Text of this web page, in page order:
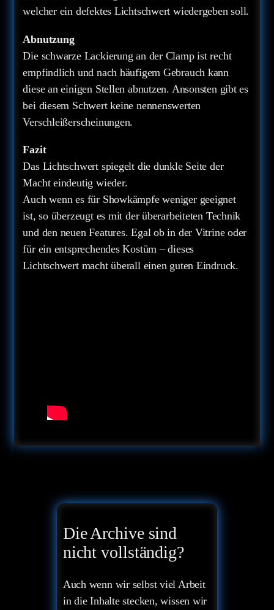
welcher ein defektes Lichtschwert wiedergeben soll.
Abnutzung
Die schwarze Lackierung an der Clamp ist recht
empfindlich und nach häufigem Gebrauch kann
diese an einigen Stellen abnutzen. Ansonsten gibt es
bei diesem Schwert keine nennenswerten
Verschleißerscheinungen.
Fazit
Das Lichtschwert spiegelt die dunkle Seite der
Macht eindeutig wieder.
Auch wenn es für Showkämpfe weniger geeignet
ist, so überzeugt es mit der überarbeiteten Technik
und den neuen Features. Egal ob in der Vitrine oder
für ein entsprechendes Kostüm – dieses
Lichtschwert macht überall einen guten Eindruck.
Die Archive sind
nicht vollständig?
Auch wenn wir selbst viel Arbeit
in die Inhalte stecken, wissen wir